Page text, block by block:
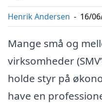
Henrik Andersen - 16/
Mange små og
virksomheder
holde styr på
have en